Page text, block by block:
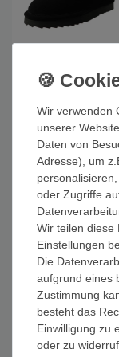
Wir verwenden
unserer
Daten von
Adresse), um
oder Zugriffe
Wir teilen diese
Einstellungen
Die
aufgrund eines
Zustimmung
besteht das
Einwilligung zu
oder zu